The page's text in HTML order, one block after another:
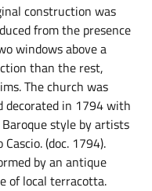
construction was
from the presence
windows above a
than the rest,
The church was
decorated in 1794 with
style by artists
(doc. 1794).
by an antique
of local terracotta.